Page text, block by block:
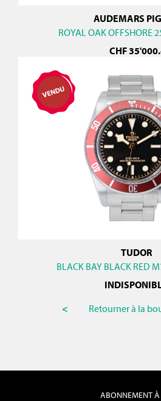
AUDEMARS
ROYAL OAK OFFSHORE
CHF35'000
TUDOR
BLACK BAY BLACK RED
<
Retourner à la
ABONNEMENT